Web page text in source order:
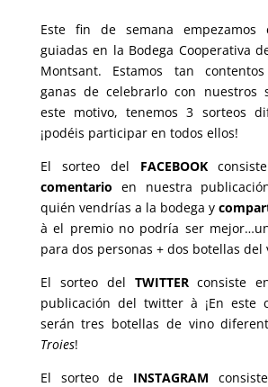
Este fin de semana empezamos
guiadas en la Bodega Cooperativa
Montsant. Estamos tan
ganas de celebrarlo con nuestros
este motivo, tenemos 3 sorteos
¡podéis participar en todos ellos!
El sorteo del FACEBOOK
comentario en nuestra
quién vendrías a la bodega y
à el premio no podría ser
para dos personas + dos botellas del
El sorteo del TWITTERconsiste
publicación del twitter à ¡En este
serántres botellas de vino
Troies!
El sorteo de INSTAGRAM